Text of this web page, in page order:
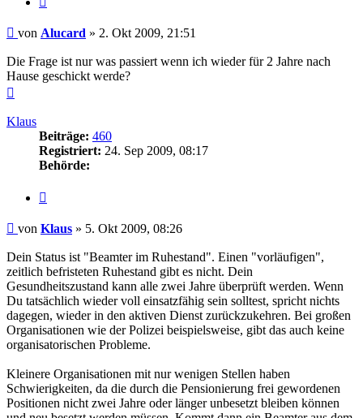
Beitrag
von Alucard » 2. Okt 2009, 21:51
Die Frage ist nur was passiert wenn ich wieder für 2 Jahre nach
Hause geschickt werde?
Klaus
Beiträge: 460
Registriert: 24. Sep 2009, 08:17
Behörde:
Beitrag
von Klaus » 5. Okt 2009, 08:26
Dein Status ist "Beamter im Ruhestand". Einen "vorläufigen",
zeitlich befristeten Ruhestand gibt es nicht. Dein
Gesundheitszustand kann alle zwei Jahre überprüft werden. Wenn
Du tatsächlich wieder voll einsatzfähig sein solltest, spricht nichts
dagegen, wieder in den aktiven Dienst zurückzukehren. Bei großen
Organisationen wie der Polizei beispielsweise, gibt das auch keine
organisatorischen Probleme.
Kleinere Organisationen mit nur wenigen Stellen haben
Schwierigkeiten, da die durch die Pensionierung frei gewordenen
Positionen nicht zwei Jahre oder länger unbesetzt bleiben können